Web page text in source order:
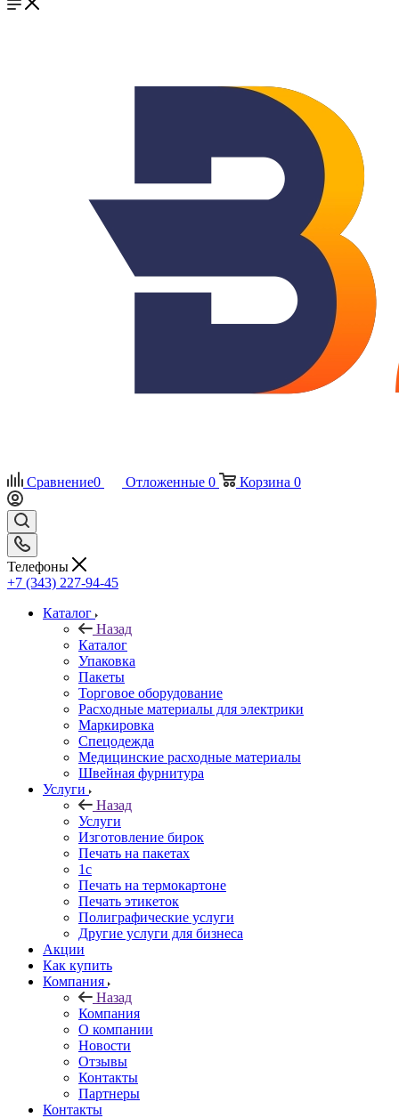
Сравнение0 Отложенные 0 Корзина 0
Телефоны
+7 (343) 227-94-45
Каталог
Назад
Каталог
Упаковка
Пакеты
Торговое оборудование
Расходные материалы для электрики
Маркировка
Спецодежда
Медицинские расходные материалы
Швейная фурнитура
Услуги
Назад
Услуги
Изготовление бирок
Печать на пакетах
1c
Печать на термокартоне
Печать этикеток
Полиграфические услуги
Другие услуги для бизнеса
Акции
Как купить
Компания
Назад
Компания
О компании
Новости
Отзывы
Контакты
Партнеры
Контакты